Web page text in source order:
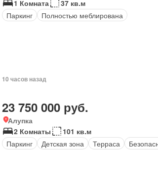
1 Комната
37 кв.м
Паркинг
Полностью меблирована
10 часов назад
23 750 000 руб.
Алупка
2 Комнаты
101 кв.м
Паркинг
Детская зона Терраса